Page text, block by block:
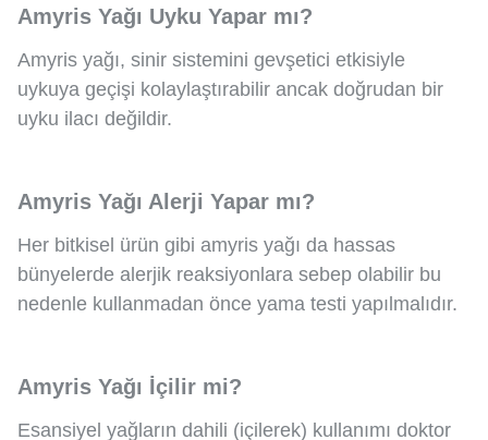
Amyris Yağı Uyku Yapar mı?
Amyris yağı, sinir sistemini gevşetici etkisiyle
uykuya geçişi kolaylaştırabilir ancak doğrudan bir
uyku ilacı değildir.
Amyris Yağı Alerji Yapar mı?
Her bitkisel ürün gibi amyris yağı da hassas
bünyelerde alerjik reaksiyonlara sebep olabilir bu
nedenle kullanmadan önce yama testi yapılmalıdır.
Amyris Yağı İçilir mi?
Esansiyel yağların dahili (içilerek) kullanımı doktor